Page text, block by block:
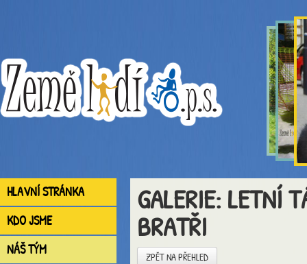
HLAVNÍ STRÁNKA
KDO JSME
NÁŠ TÝM
GALERIE: LETNÍ
BRATŘI
ZPĚT NA PŘEHLED